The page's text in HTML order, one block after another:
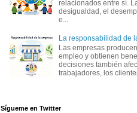
relacionados entre sí.
desigualdad, el
e...
La responsabilidad de
Las empresas
empleo y obtienen
decisiones también
trabajadores, los
Sígueme en Twitter